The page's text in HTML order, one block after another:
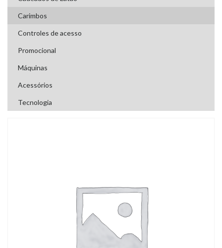
Carimbos
Controles de acesso
Promocional
Máquinas
Acessórios
Tecnologia